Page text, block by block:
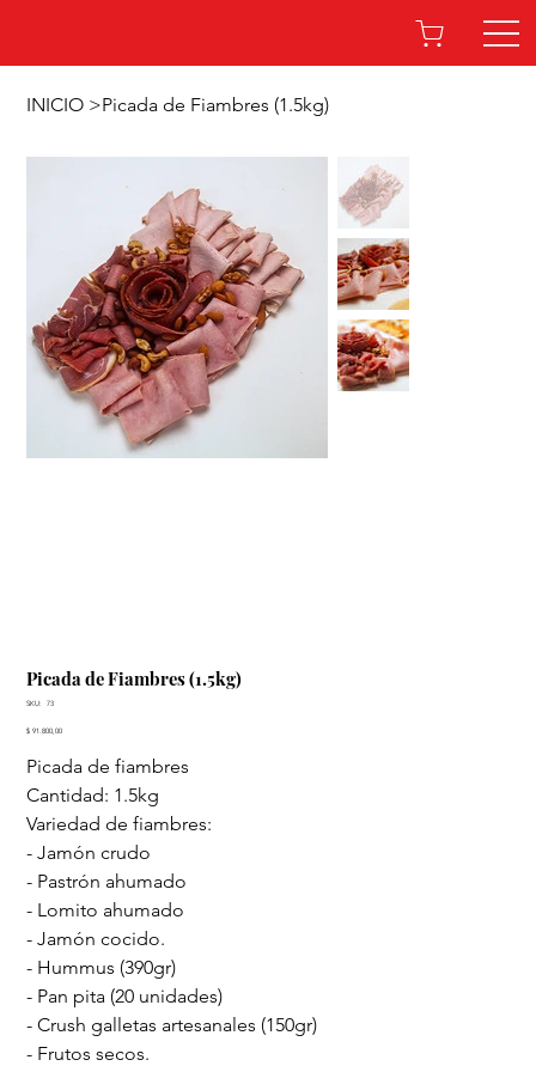
INICIO >Picada de Fiambres (1.5kg)
Picada de Fiambres (1.5kg)
SKU:
SKU
73
Precio
$ 91.800,00
Picada de fiambres
Cantidad: 1.5kg
Variedad de fiambres:
- Jamón crudo
- Pastrón ahumado
- Lomito ahumado
- Jamón cocido.
- Hummus (390gr)
- Pan pita (20 unidades)
- Crush galletas artesanales (150gr)
- Frutos secos.